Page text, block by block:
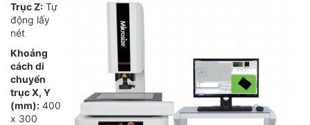
Trục Z: Tự
động lấy
nét
Khoảng
cách di
chuyển
trục X, Y
(mm): 400
x 300